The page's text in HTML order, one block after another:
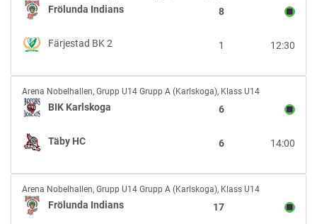
Indians
vs
Färjestad
BK
Frölunda Indians 8
Färjestad BK 2 12:30
1
BIK
Karlskoga
vs
Täby
HC
Arena Nobelhallen, Grupp U14 Grupp A (Karlskoga), Klass U14
BIK Karlskoga 6
Täby HC 14:00
6
Frölunda
Indians
vs
Arena Nobelhallen, Grupp U14 Grupp A (Karlskoga), Klass U14
Frölunda Indians 17